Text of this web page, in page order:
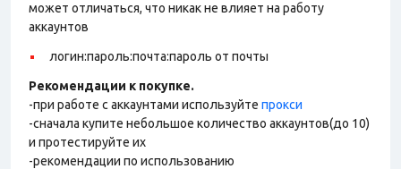
может отличаться, что никак не влияет на работу
аккаунтов
логин:пароль:почта:пароль от почты
Рекомендации к покупке.
-при работе с аккаунтами используйте прокси
-сначала купите небольшое количество аккаунтов(до 10)
и протестируйте их
-рекомендации по использованию